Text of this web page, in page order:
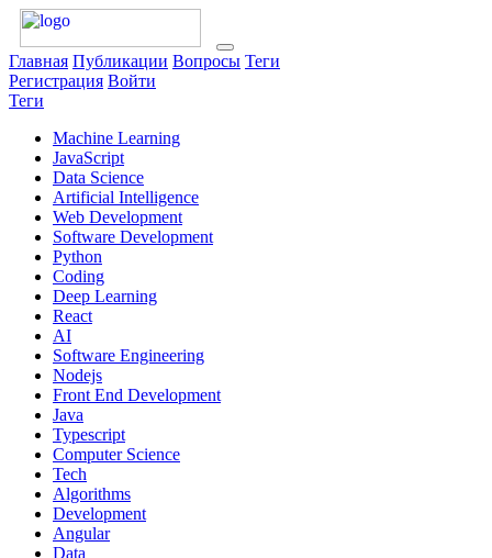
Главная Публикации Вопросы Теги
Регистрация Войти
Теги
Machine Learning
JavaScript
Data Science
Artificial Intelligence
Web Development
Software Development
Python
Coding
Deep Learning
React
AI
Software Engineering
Nodejs
Front End Development
Java
Typescript
Computer Science
Tech
Algorithms
Development
Angular
Data